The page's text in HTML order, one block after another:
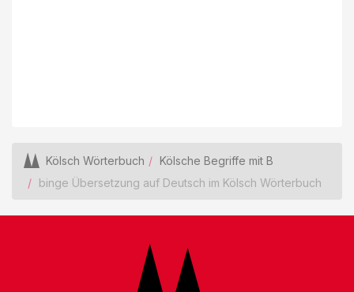
Kölsch Wörterbuch
Kölsche Begriffe mit B
binge Übersetzung auf Deutsch im Kölsch Wörterbuch